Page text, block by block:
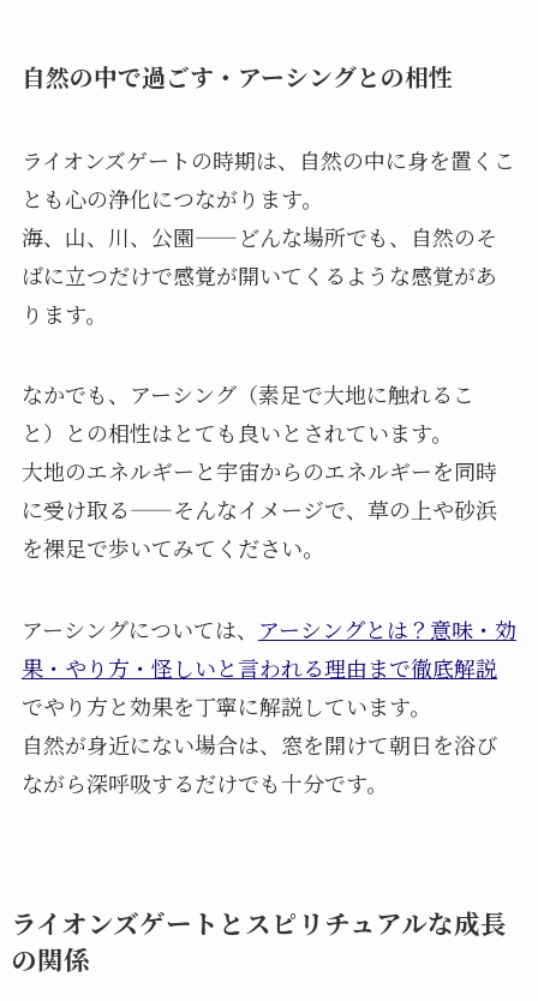
自然の中で過ごす・アーシングとの相性
ライオンズゲートの時期は、自然の中に身を置くこ
とも心の浄化につながります。
海、山、川、公園——どんな場所でも、自然のそ
ばに立つだけで感覚が開いてくるような感覚があ
ります。
なかでも、アーシング（素足で大地に触れるこ
と）との相性はとても良いとされています。
大地のエネルギーと宇宙からのエネルギーを同時
に受け取る——そんなイメージで、草の上や砂浜
を裸足で歩いてみてください。
アーシングについては、 アーシングとは？意味・効
果・やり方・怪しいと言われる理由まで徹底解説
でやり方と効果を丁寧に解説しています。
自然が身近にない場合は、窓を開けて朝日を浴び
ながら深呼吸するだけでも十分です。
ライオンズゲートとスピリチュアルな成長
の関係